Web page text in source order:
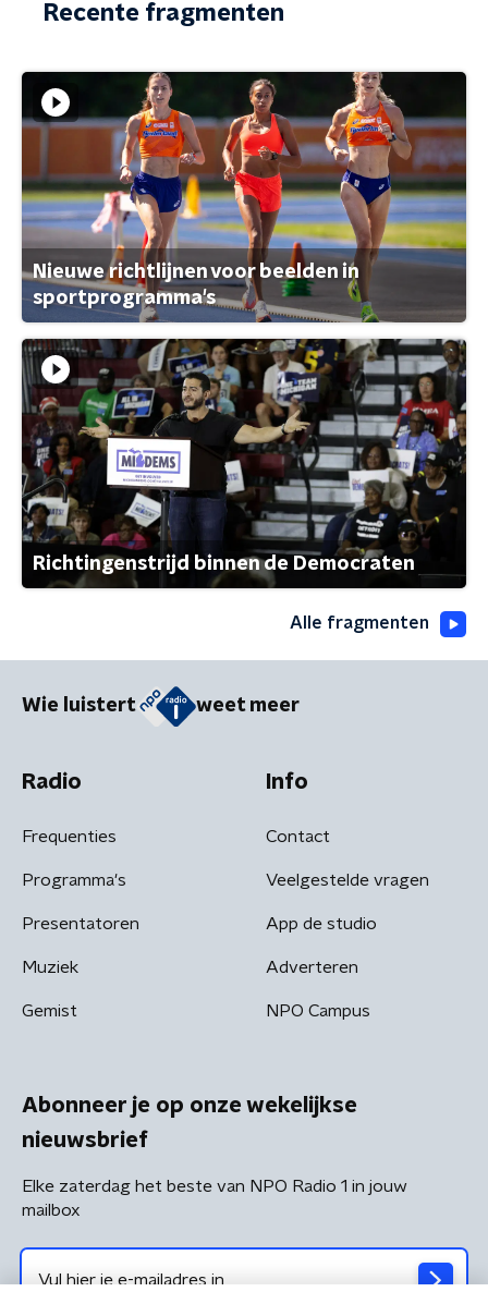
Recente fragmenten
Nieuwe richtlijnen voor beelden in
sportprogramma's
Richtingenstrijd binnen de Democraten
Alle fragmenten
Wie luistert weet meer
Radio
Frequenties
Programma's
Presentatoren
Muziek
Gemist
Info
Contact
Veelgestelde vragen
App de studio
Adverteren
NPO Campus
Abonneer je op onze wekelijkse
nieuwsbrief
Elke zaterdag het beste van NPO Radio 1 in jouw
mailbox